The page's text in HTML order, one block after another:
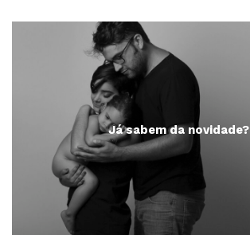
Já sabem da novidade?